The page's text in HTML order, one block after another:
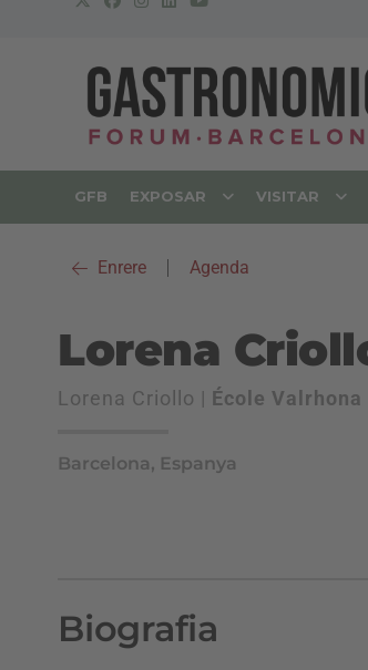
GFB EXPOSAR VISITAR
Enrere Agenda
Lorena
Lorena Criollo | École Valrhona
Barcelona, Espanya
Biografia